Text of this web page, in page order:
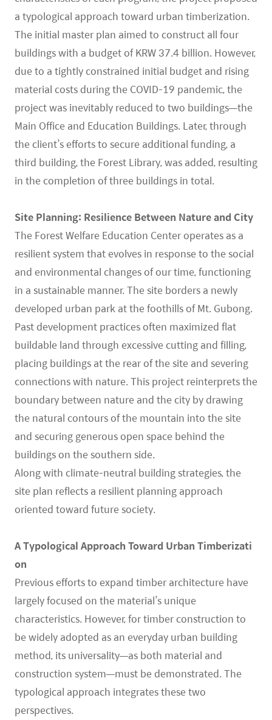
a typological approach toward urban timberization.
The initial master plan aimed to construct all four
buildings with a budget of KRW 37.4 billion. However,
due to a tightly constrained initial budget and rising
material costs during the COVID-19 pandemic, the
project was inevitably reduced to two buildings—the
Main Office and Education Buildings. Later, through
the client’s efforts to secure additional funding, a
third building, the Forest Library, was added, resulting
in the completion of three buildings in total.
Site Planning: Resilience Between Nature and City
The Forest Welfare Education Center operates as a
resilient system that evolves in response to the social
and environmental changes of our time, functioning
in a sustainable manner. The site borders a newly
developed urban park at the foothills of Mt. Gubong.
Past development practices often maximized flat
buildable land through excessive cutting and filling,
placing buildings at the rear of the site and severing
connections with nature. This project reinterprets the
boundary between nature and the city by drawing
the natural contours of the mountain into the site
and securing generous open space behind the
buildings on the southern side.
Along with climate-neutral building strategies, the
site plan reflects a resilient planning approach
oriented toward future society.
A Typological Approach Toward Urban Timberizati
on
Previous efforts to expand timber architecture have
largely focused on the material’s unique
characteristics. However, for timber construction to
be widely adopted as an everyday urban building
method, its universality—as both material and
construction system—must be demonstrated. The
typological approach integrates these two
perspectives.